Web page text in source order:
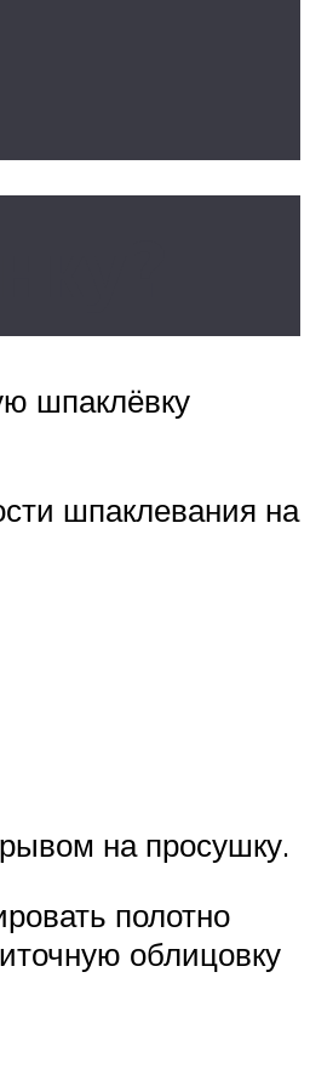
шпаклёвку
шпаклевания на
на просушку.
полотно
облицовку